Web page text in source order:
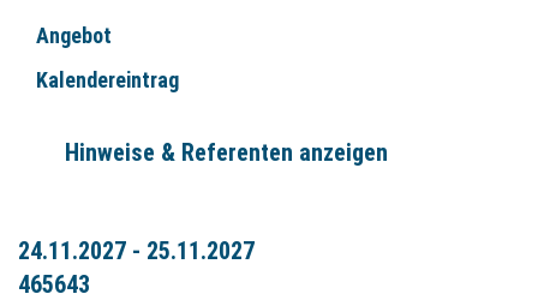
Angebot
Kalendereintrag
Hinweise & Referenten anzeigen
24.11.2027 - 25.11.2027
465643